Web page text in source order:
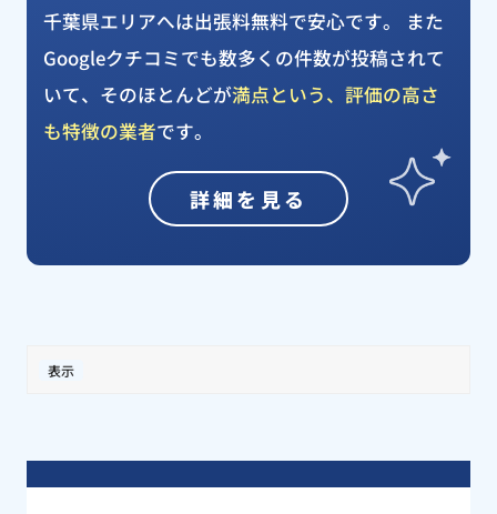
千葉県エリアへは出張料無料で安心です。 また
Googleクチコミでも数多くの件数が投稿されて
いて、そのほとんどが満点という、評価の高さ
も特徴の業者です。
詳細を見る
表示